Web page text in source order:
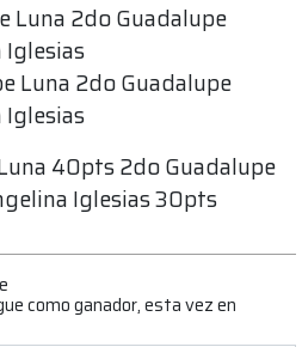
Luna 2do Guadalupe
Luna 2do Guadalupe
40pts 2do Guadalupe
Iglesias 30pts
como ganador, esta vez en